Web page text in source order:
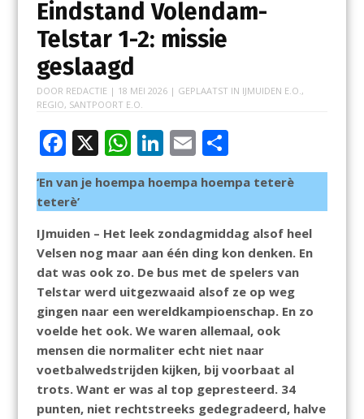
Eindstand Volendam-
Telstar 1-2: missie
geslaagd
DOOR REDACTIE | 18 MEI 2026| GEPLAATST IN IJMUIDEN E.O. ,
REGIO, SANTPOORT E.O.
F
ac
e
b
o
o
k
X W
h
at
s
A
p
p
Li
n
k
e
dI
n
E
m
ai
l
D
el
e
n
‘En van je hoempa hoempa hoempa teterè
teterè’
IJmuiden – Het leek zondagmiddag alsof heel
Velsen nog maar aan één ding kon denken. En
dat was ook zo. De bus met de spelers van
Telstar werd uitgezwaaid alsof ze op weg
gingen naar een wereldkampioenschap. En zo
voelde het ook. We waren allemaal, ook
mensen die normaliter echt niet naar
voetbalwedstrijden kijken, bij voorbaat al
trots. Want er was al top gepresteerd. 34
punten, niet rechtstreeks gedegradeerd, halve